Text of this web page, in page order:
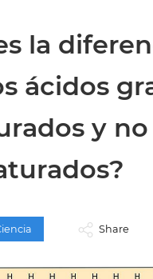
la
ácidos
y no
Share